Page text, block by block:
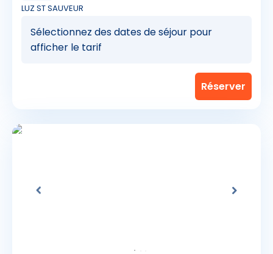
LUZ ST SAUVEUR
Sélectionnez des dates de séjour pour
afficher le tarif